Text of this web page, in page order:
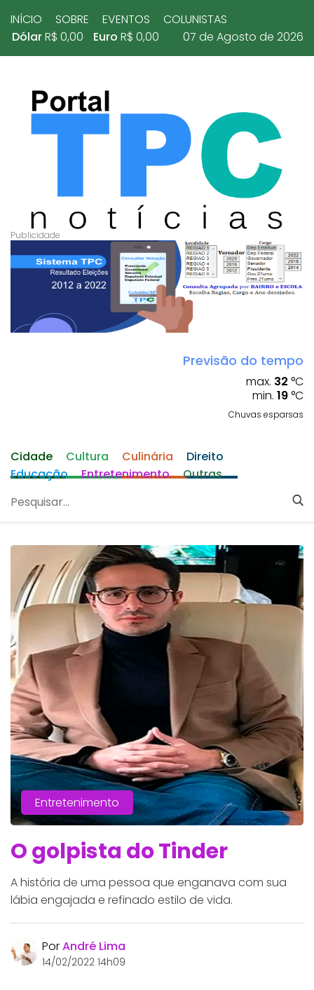
INÍCIO SOBRE EVENTOS
COLUNISTAS
DólarR$ 0,00 Euro R$ 0,00 07 de Agosto de 2026
Previsão do tempo
max. 32 °C
min. 19 °C
Chuvas esparsas
Cidade Cultura Culinária
Direito
Educação
Entretenimento Outras
Entretenimento
O golpista do Tinder
A história de uma pessoa que enganava com sua
lábia engajada e refinado estilo de vida.
PorAndré Lima
14/02/2022 14h09